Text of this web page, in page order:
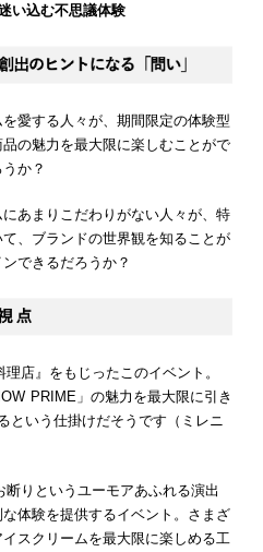
い込む不思議体験
愛する人々が、期間限定の体験型
の魅力を最大限に楽しむことがで
か？
あまりこだわりがない人々が、特
、ブランドの世界観を知ることが
できるだろうか？
理店』をもじったこのイベント。
PRIME」の魅力を最大限に引き
という仕掛けだそうです（ミレニ
断りというユーモアあふれる演出
体験を提供するイベント。さまざ
スクリームを最大限に楽しめる工